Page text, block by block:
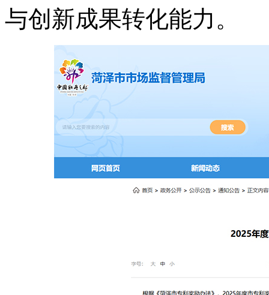
与创新成果转化能力。